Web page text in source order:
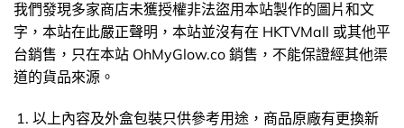
我們發現多家商店未獲授權非法盜用本站製作的圖片和文
字，本站在此嚴正聲明，本站並沒有在 HKTVMall 或其他平
台銷售，只在本站 OhMyGlow.co 銷售，不能保證經其他渠
道的貨品來源。
以上內容及外盒包裝只供參考用途，商品原廠有更換新